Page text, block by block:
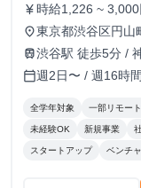
currency_yen 時給1,226 ~
place東京都渋谷区円山
train渋谷駅 徒歩5分 /
calendar_today週2日〜 / 週16時
全学年対象 一部リモー
未経験OK 新規事業
スタートアップ ベンチ